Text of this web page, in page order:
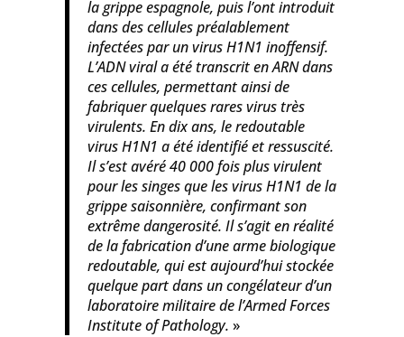
la grippe espagnole, puis l’ont introduit
dans des cellules préalablement
infectées par un virus H1N1 inoffensif.
L’ADN viral a été transcrit en ARN dans
ces cellules, permettant ainsi de
fabriquer quelques rares virus très
virulents. En dix ans, le redoutable
virus H1N1 a été identifié et ressuscité.
Il s’est avéré 40 000fois plus virulent
pour les singes que les virus H1N1 de la
grippe saisonnière, confirmant son
extrême dangerosité. Il s’agit en réalité
de la fabrication d’une arme biologique
redoutable, qui est aujourd’hui stockée
quelque part dans un congélateur d’un
laboratoire militaire de l’Armed Forces
Institute of Pathology.»